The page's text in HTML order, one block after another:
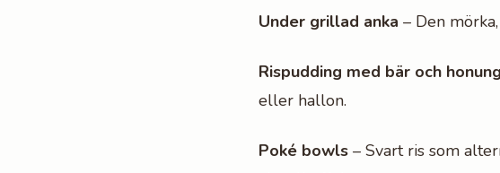
Under grillad anka – Den
Rispudding med bär och honung
eller hallon.
Poké bowls – Svart ris som